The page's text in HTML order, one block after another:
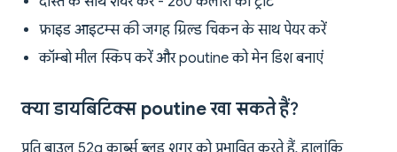
फ्राइड आइटम्स की जगह ग्रिल्ड चिकन के साथ पेयर करें
कॉम्बो मील स्किप करें और poutine को मेन डिश बनाएं
क्या डायबिटिक्स poutine खा सकते हैं?